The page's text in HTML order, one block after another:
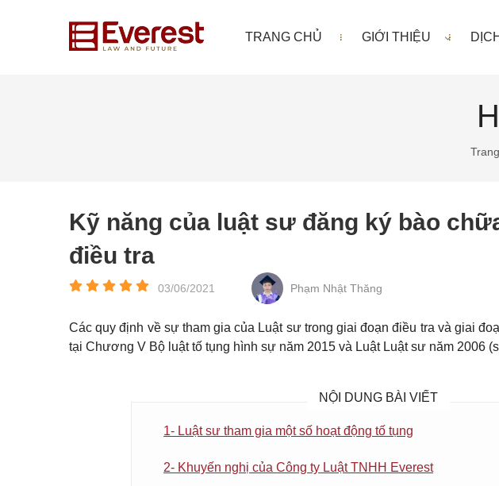
TRANG CHỦ GIỚI THIỆU
Kỹ năng của luật sư đăng ký bào
điều tra
03/06/2021 Phạm Nhật Thăng
Các quy định về sự tham gia của Luật sư trong giai đoạn điều tra và giai
tại Chương V Bộ luật tố tụng hình sự năm 2015 và Luật Luật sư năm 2006
NỘI DUNG BÀI VIẾT
1- Luật sư tham gia một số hoạt động tố tụng
2- Khuyến nghị của Công ty Luật TNHH Everest